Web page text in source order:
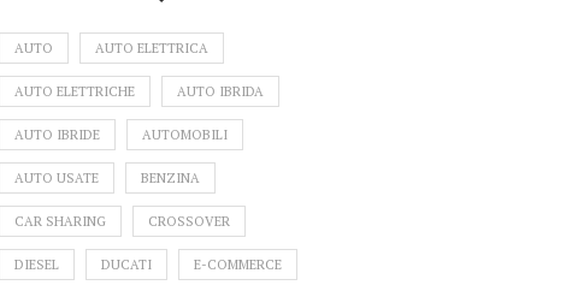
AUTO AUTO ELETTRICA
AUTO ELETTRICHE AUTO IBRIDA
AUTO IBRIDE AUTOMOBILI
AUTO USATE BENZINA
CAR SHARING CROSSOVER
DIESEL DUCATI E-COMMERCE